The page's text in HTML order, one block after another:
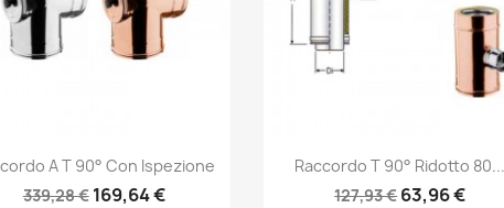
Anteprima
A T 90° Con Ispezione
339,28 € 169,64 €
Anteprima
Raccordo T 90° Ridotto 80...
127,93 €63,96 €